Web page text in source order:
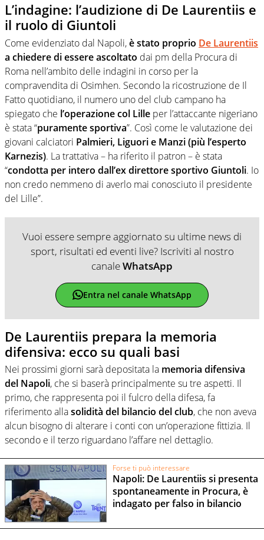
L’indagine: l’audizione di De Laurentiis e
il ruolo di Giuntoli
Come evidenziato dal Napoli,è stato proprio De Laurentiis
a chiedere di essere ascoltato dai pm della Procura di
Roma nell’ambito delle indagini in corso per la
compravendita di Osimhen. Secondo la ricostruzione de Il
Fatto quotidiano, il numero uno del club campano ha
spiegato che l’operazione col Lille per l’attaccante nigeriano
è stata “puramente sportiva”. Così come le valutazione dei
giovani calciatori Palmieri, Liguori e Manzi (più l’esperto
Karnezis). La trattativa – ha riferito il patron – è stata
“condotta per intero dall’ex direttore sportivo Giuntoli. Io
non credo nemmeno di averlo mai conosciuto il presidente
del Lille”.
Vuoi essere sempre aggiornato su ultime news di
sport, risultati ed eventi live? Iscriviti al nostro
canaleWhatsApp
Entra nel canale WhatsApp
De Laurentiis prepara la memoria
difensiva: ecco su quali basi
Nei prossimi giorni sarà depositata la memoria difensiva
del Napoli, che si baserà principalmente su tre aspetti. Il
primo, che rappresenta poi il fulcro della difesa, fa
riferimento allasolidità del bilancio del club, che non aveva
alcun bisogno di alterare i conti con un’operazione fittizia. Il
secondo e il terzo riguardano l’affare nel dettaglio.
Forse ti può interessare
Napoli: De Laurentiis si presenta
spontaneamente in Procura, è
indagato per falso in bilancio